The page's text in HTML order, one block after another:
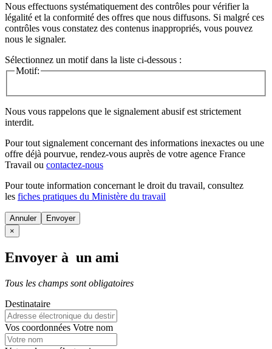
Nous effectuons systématiquement des contrôles pour vérifier la
légalité et la conformité des offres que nous diffusons. Si malgré ces
contrôles vous constatez des contenus inappropriés, vous pouvez
nous le signaler.
Sélectionnez un motif dans la liste ci-dessous :
Motif:
Nous vous rappelons que le signalement abusif est strictement
interdit.
Pour tout signalement concernant des informations inexactes ou une
offre déjà pourvue, rendez-vous auprès de votre agence France
Travail ou contactez-nous
Pour toute information concernant le droit du travail, consultez
les fiches pratiques du Ministère du travail
Annuler
×
Envoyer à un ami
Tous les champs sont obligatoires
Destinataire
Vos coordonnées Votre nom